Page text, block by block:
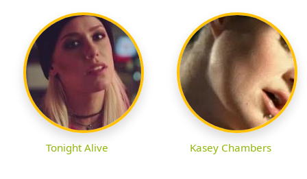
Tonight Alive Kasey Chambers